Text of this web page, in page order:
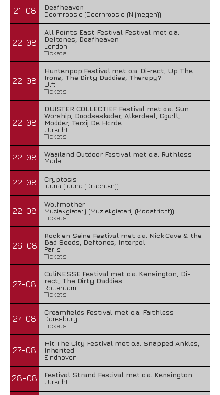
21-08
Deafheaven
Doornroosje (Doornroosje (Nijmegen))
22-08
All Points East Festival Festival met o.a.
Deftones, Deafheaven
London
Tickets
22-08
Huntenpop Festival met o.a. Di-rect, Up The
Irons, The Dirty Daddies, Therapy?
Ulft
Tickets
22-08
DUISTER COLLECTIEF Festival met o.a. Sun
Worship, Doodseskader, Alkerdeel, Ggu:ll,
Modder, Terzij De Horde
Utrecht
Tickets
22-08
Waailand Outdoor Festival met o.a. Ruthless
Made
22-08
Cryptosis
Iduna (Iduna (Drachten))
22-08
Wolfmother
Muziekgieterij (Muziekgieterij (Maastricht))
Tickets
26-08
Rock en Seine Festival met o.a. Nick Cave & the
Bad Seeds, Deftones, Interpol
Parijs
Tickets
27-08
CuliNESSE Festival met o.a. Kensington, Di-
rect, The Dirty Daddies
Rotterdam
Tickets
27-08
Creamfields Festival met o.a. Faithless
Daresbury
Tickets
27-08
Hit The City Festival met o.a. Snapped Ankles,
Inherited
Eindhoven
28-08
Festival Strand Festival met o.a. Kensington
Utrecht